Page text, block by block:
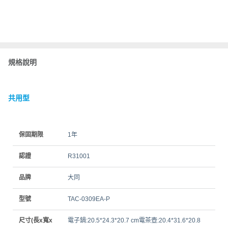
規格說明
共用型
保固期限 1年
認證 R31001
品牌 大同
型號 TAC-0309EA-P
尺寸(長x寬x
電子鍋:20.5*24.3*20.7 cm電茶壺:20.4*31.6*20.8